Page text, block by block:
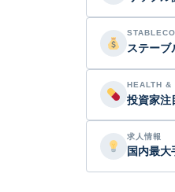
ステーブ
HEALTH &
投資家
求人情報
国内最